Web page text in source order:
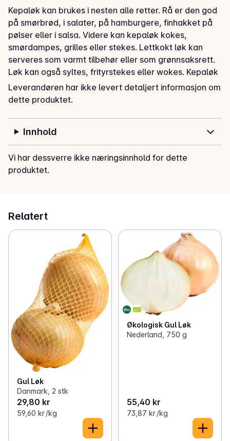
Kepaløk kan brukes i nesten alle retter. Rå er den god
på smørbrød, i salater, på hamburgere, finhakket på
pølser eller i salsa. Videre kan kepaløk kokes,
smørdampes, grilles eller stekes. Lettkokt løk kan
serveres som varmt tilbehør eller som grønnsaksrett.
Løk kan også syltes, frityrstekes eller wokes. Kepaløk
har en sterk lukt og smak, som blir mildere og søtere
ved steking. Skal man bruke løken rå, kan man fjerne
stund før bruk.
Leverandøren har ikke levert detaljert informasjon om
dette produktet.
Innhold
Vi har dessverre ikke næringsinnhold for dette
produktet.
Relatert
Gul Løk
Danmark, 2 stk
29,80 kr
59,60 kr /kg
Økologisk Gul Løk
Nederland, 750 g
55,40 kr
73,87 kr /kg